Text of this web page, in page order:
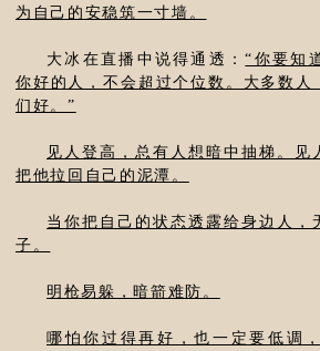
为自己的安稳筑一寸墙。
大冰在直播中说得通透：“你要知
你好的人，不会超过个位数。大多数人
们好。”
见人登高，总有人想暗中抽梯。见
把他拉回自己的泥潭。
当你把自己的状态透露给身边人，
子。
明枪易躲，暗箭难防。
哪怕你过得再好，也一定要低调